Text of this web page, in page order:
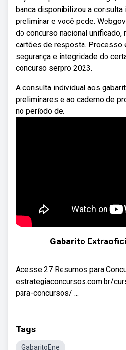
banca disponibilizou a consulta
preliminar e você pode.
do concurso nacional unificado,
cartões de resposta. Processo
segurança e integridade do
concurso serpro 2023.
A consulta individual aos
preliminares e ao caderno de
no período de.
Gabarito
Acesse 27 Resumos para
estrategiaconcursos.com.br/
para-concursos/ ...
Tags
GabaritoEne